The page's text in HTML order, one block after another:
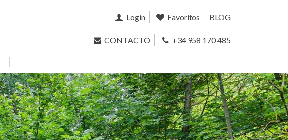
Login Favoritos BLOG
CONTACTO +34 958 170 485